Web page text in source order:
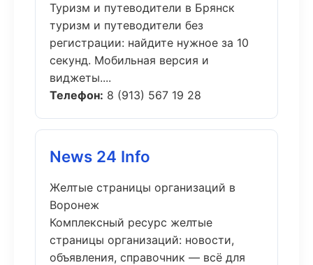
Туризм и путеводители в Брянск
туризм и путеводители без
регистрации: найдите нужное за 10
секунд. Мобильная версия и
виджеты....
Телефон: 8 (913) 567 19 28
News 24 Info
Желтые страницы организаций в
Воронеж
Комплексный ресурс желтые
страницы организаций: новости,
объявления, справочник — всё для